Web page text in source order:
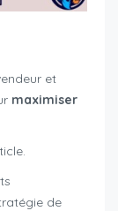
et
maximiser
de